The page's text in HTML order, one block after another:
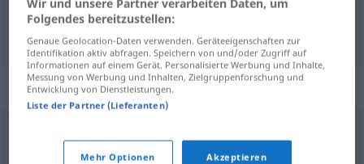
(klanten)service Kundendienst
Synonyme für "Kundendienst"
Dienstleister
Wir und unsere Partner verarbeiten Daten, um
Folgendes bereitzustellen:
Genaue Geolocation-Daten verwenden. Geräteeigenschaften zur
Identifikation aktiv abfragen. Speichern von und/oder Zugriff auf
Informationen auf einem Gerät. Personalisierte Werbung und Inhalte,
Messung von Werbung und Inhalten, Zielgruppenforschung und
Entwicklung von Dienstleistungen.
Liste der Partner (Lieferanten)
Mehr Optionen Akzeptieren